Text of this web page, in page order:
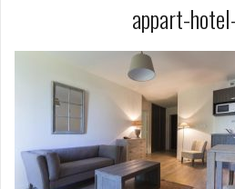
appart-